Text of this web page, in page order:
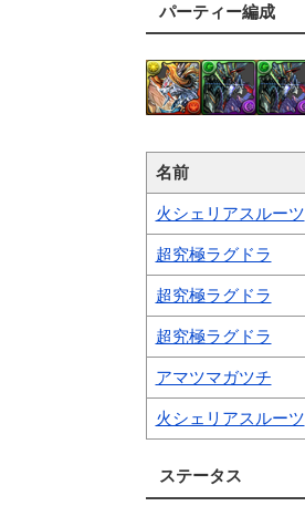
パーティー編成
名前
火シェリアスルーツ
超究極ラグドラ
超究極ラグドラ
超究極ラグドラ
アマツマガツチ
火シェリアスルーツ
ステータス